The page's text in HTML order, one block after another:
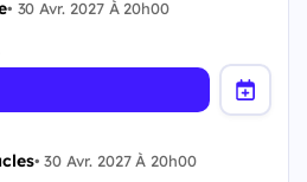
• 30 Avr. 2027 À 20h00
•30 Avr. 2027 À 20h00